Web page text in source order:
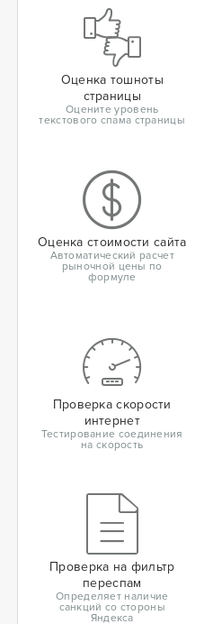
Оценка тошноты
страницы
Оцените уровень
текстового спама страницы
Оценка стоимости сайта
Автоматический расчет
рыночной цены по
формуле
Проверка скорости
интернет
Тестирование соединения
на скорость
Проверка на фильтр
переспам
Определяет наличие
санкций со стороны
Яндекса